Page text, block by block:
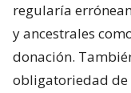
regularía
y ancestrales
donación.
obligatoriedad de